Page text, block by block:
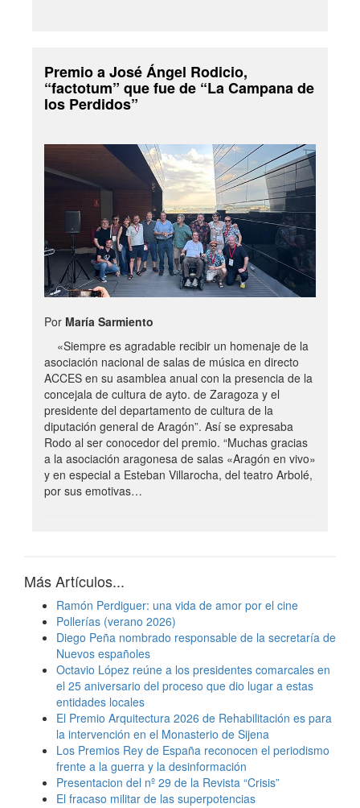
Premio a José Ángel Rodicio,
“factotum” que fue de “La Campana de
los Perdidos”
Por María Sarmiento
«Siempre es agradable recibir un homenaje de la
asociación nacional de salas de música en directo
ACCES en su asamblea anual con la presencia de la
concejala de cultura de ayto. de Zaragoza y el
presidente del departamento de cultura de la
diputación general de Aragón”. Así se expresaba
Rodo al ser conocedor del premio. “Muchas gracias
a la asociación aragonesa de salas «Aragón en vivo»
y en especial a Esteban Villarocha, del teatro Arbolé,
por sus emotivas…
Más Artículos...
Ramón Perdiguer: una vida de amor por el cine
Pollerías (verano 2026)
Diego Peña nombrado responsable de la secretaría de
Nuevos españoles
Octavio López reúne a los presidentes comarcales en
el 25 aniversario del proceso que dio lugar a estas
entidades locales
El Premio Arquitectura 2026 de Rehabilitación es para
la intervención en el Monasterio de Sijena
Los Premios Rey de España reconocen el periodismo
frente a la guerra y la desinformación
Presentacion del nº 29 de la Revista “Crisis”
El fracaso militar de las superpotencias